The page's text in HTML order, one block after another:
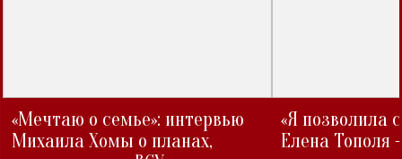
«Мечтаю о семье»: интервью
Михаила Хомы о планах,
«Я позволила
Елена Тополя